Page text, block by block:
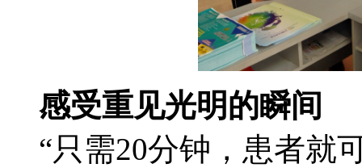
感受重见光明的瞬间
“只需20分钟，患者就